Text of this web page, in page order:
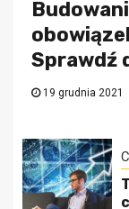
Sprawdź
19 grudnia 2021